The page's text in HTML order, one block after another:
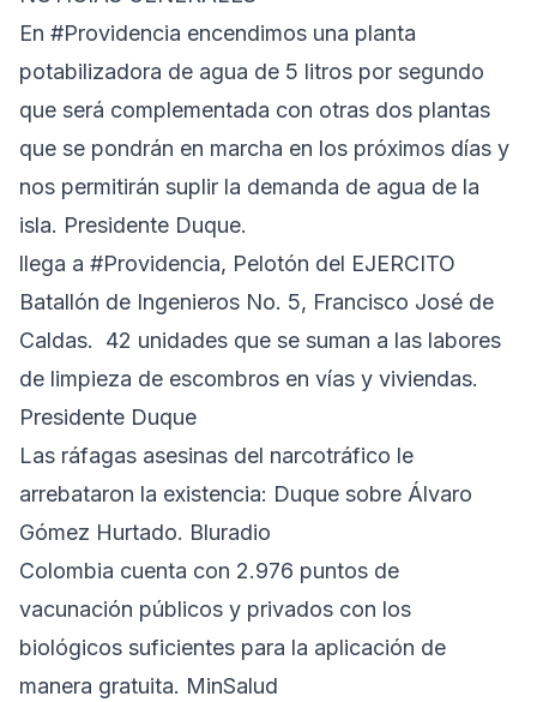
En #Providencia encendimos una planta
potabilizadora de agua de 5 litros por segundo
que será complementada con otras dos plantas
que se pondrán en marcha en los próximos días y
nos permitirán suplir la demanda de agua de la
isla. Presidente Duque.
llega a #Providencia, Pelotón del EJERCITO
Batallón de Ingenieros No. 5, Francisco José de
Caldas. 42 unidades que se suman a las labores
de limpieza de escombros en vías y viviendas.
Presidente Duque
Las ráfagas asesinas del narcotráfico le
arrebataron la existencia: Duque sobre Álvaro
Gómez Hurtado. Bluradio
Colombia cuenta con 2.976 puntos de
vacunación públicos y privados con los
biológicos suficientes para la aplicación de
manera gratuita. MinSalud